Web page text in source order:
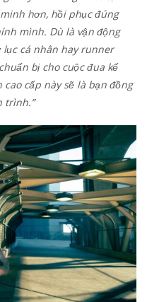
hơn, hồi phục đúng
mình. Dù là vận động
lục cá nhân hay runner
bị cho cuộc đua kế
cấp này sẽ là bạn đồng
trình.”